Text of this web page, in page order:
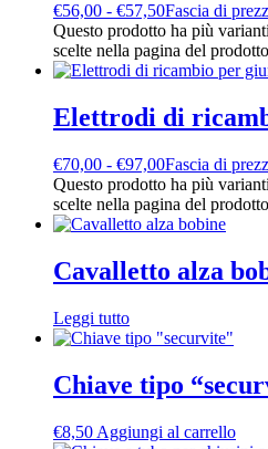
€56,00 - €57,50Fascia di
Questo prodotto ha più
scelte nella pagina del prodotto
Elettrodi di
€70,00 - €97,00Fascia di
Questo prodotto ha più
scelte nella pagina del prodotto
Cavalletto alza
Leggi tutto
Chiave tipo
€8,50 Aggiungi al carrello